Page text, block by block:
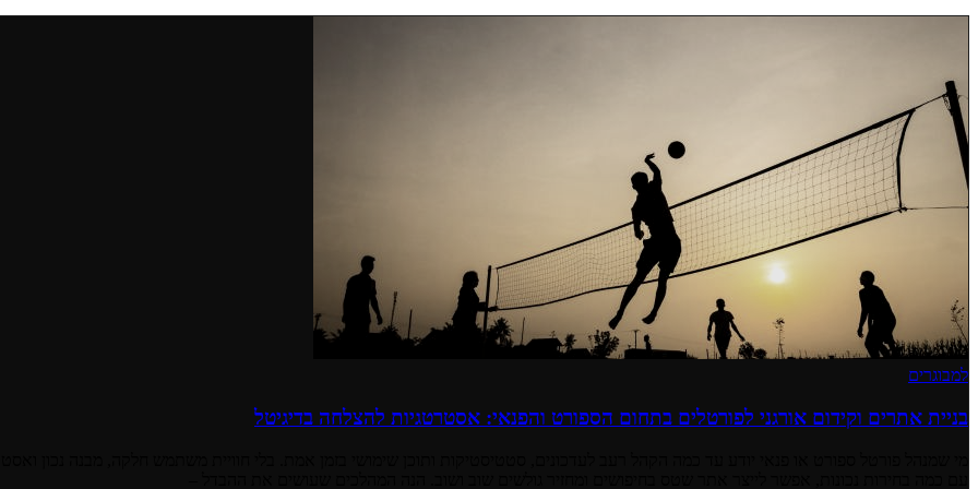
למבוגרים
בניית אתרים וקידום אורגני לפורטלים בתחום הספורט והפנאי: אסטרטגיות להצלחה בדיגיטל